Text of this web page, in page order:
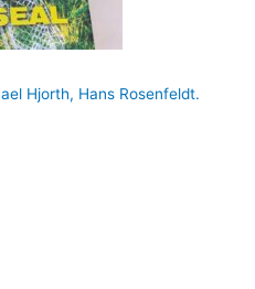
Hjorth, Hans Rosenfeldt.